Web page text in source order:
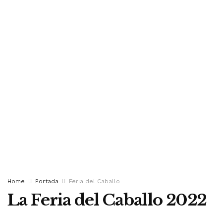
Home Portada Feria del Caballo
La Feria del Caballo 2022